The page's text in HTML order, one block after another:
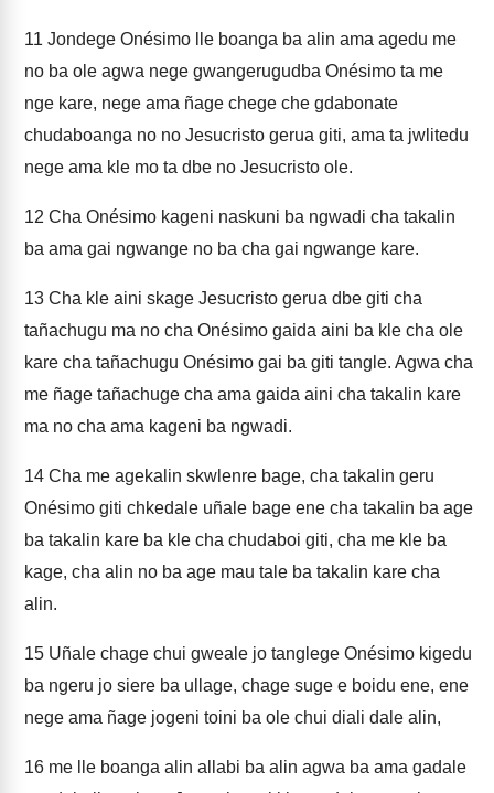
11 Jondege Onésimo lle boanga ba alin ama agedu me
no ba ole agwa nege gwangerugudba Onésimo ta me
nge kare, nege ama ñage chege che gdabonate
chudaboanga no no Jesucristo gerua giti, ama ta jwlitedu
nege ama kle mo ta dbe no Jesucristo ole.
12 Cha Onésimo kageni naskuni ba ngwadi cha takalin
ba ama gai ngwange no ba cha gai ngwange kare.
13 Cha kle aini skage Jesucristo gerua dbe giti cha
tañachugu ma no cha Onésimo gaida aini ba kle cha ole
kare cha tañachugu Onésimo gai ba giti tangle. Agwa cha
me ñage tañachuge cha ama gaida aini cha takalin kare
ma no cha ama kageni ba ngwadi.
14 Cha me agekalin skwlenre bage, cha takalin geru
Onésimo giti chkedale uñale bage ene cha takalin ba age
ba takalin kare ba kle cha chudaboi giti, cha me kle ba
kage, cha alin no ba age mau tale ba takalin kare cha
alin.
15 Uñale chage chui gweale jo tanglege Onésimo kigedu
ba ngeru jo siere ba ullage, chage suge e boidu ene, ene
nege ama ñage jogeni toini ba ole chui diali dale alin,
16 me lle boanga alin allabi ba alin agwa ba ama gadale